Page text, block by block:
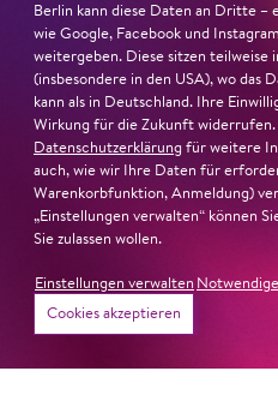
Katerina Lwowna Ismailowa
Macbeth von Mzensk sei
Publikum in ihren Bann,
Mitleiden heraus – niemand
zurück, lobt die Jury Ambur
und ihre starke
»In dem überwältigenden
wie die verzweifelte
Begründung
Berlin kann diese Daten an Dritte –
wie Google, Facebook und
weitergeben. Diese sitzen teilweise
(insbesondere in den USA), wo das
kann als in Deutschland. Ihre
Wirkung für die Zukunft widerrufen.
Datenschutzerklärung für weitere
auch, wie wir Ihre Daten für
Warenkorbfunktion, Anmeldung)
„Einstellungen verwalten“ können
Sie zulassen wollen.
Einstellungen verwalten
Cookies akzeptieren